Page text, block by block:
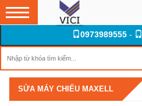
0973989555-
SỬA MÁY CHIẾU MAXELL